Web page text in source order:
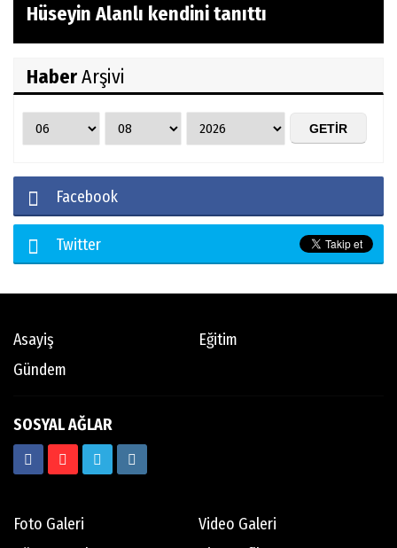
Hüseyin Alanlı kendini tanıttı
HaberArşivi
Facebook
Twitter
Asayiş
Eğitim
Gündem
SOSYAL AĞLAR
Foto Galeri
Video Galeri